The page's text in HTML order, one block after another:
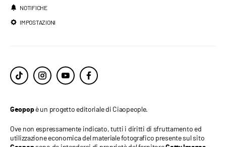
NOTIFICHE
IMPOSTAZIONI
Geopopè un progetto editoriale di Ciaopeople.
Ove non espressamente indicato, tutti i diritti di sfruttamento ed
utilizzazione economica del materiale fotografico presente sul sito